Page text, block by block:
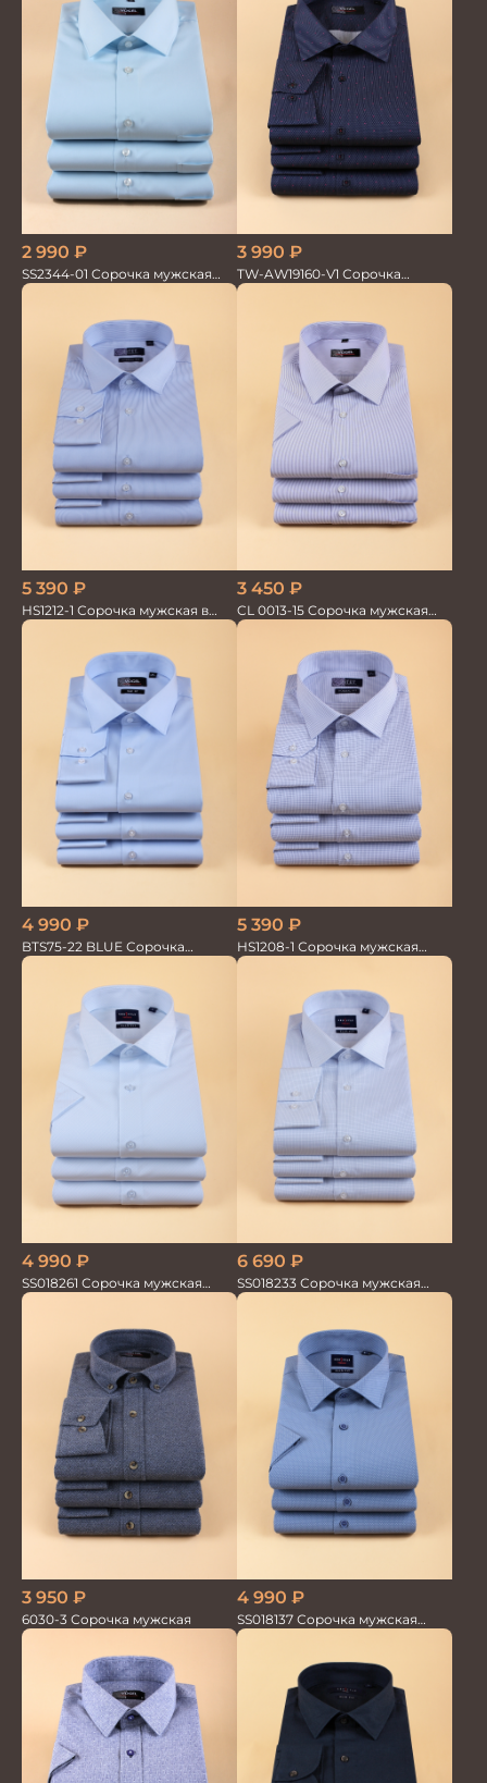
2 990 ₽
SS2344-01 Сорочка мужская
кор.рукав
3 990 ₽
TW-AW19160-V1 Сорочка
мужская
5 390 ₽
HS1212-1 Сорочка мужская в
мелкую полоску
3 450 ₽
CL 0013-15 Сорочка мужская
короткий рукав
4 990 ₽
BTS75-22 BLUE Сорочка
мужская лайкра бамбук
5 390 ₽
HS1208-1 Сорочка мужская
голубая мел.клетка
4 990 ₽
SS018261 Сорочка мужская
кор.рукав GROSTYLE TRENDY
6 690 ₽
SS018233 Сорочка мужская
GROSTYLE TRENDY
3 950 ₽
6030-3 Сорочка мужская
4 990 ₽
SS018137 Сорочка мужская
кор.рукав GROSTYLE TRENDY